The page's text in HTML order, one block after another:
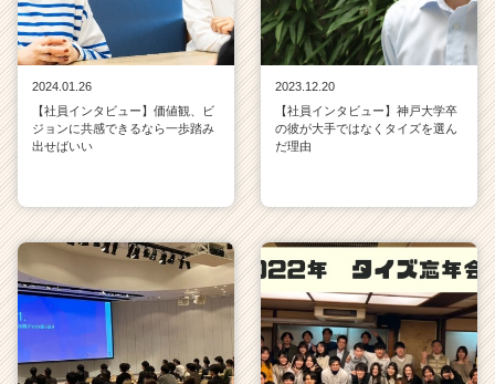
2024.01.26
【社員インタビュー】価値観、ビ
ジョンに共感できるなら一歩踏み
出せばいい
2023.12.20
【社員インタビュー】神戸大学卒
の彼が大手ではなくタイズを選ん
だ理由